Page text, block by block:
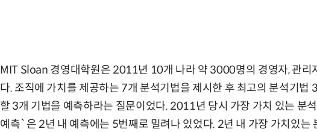
MIT Sloan 경영대학원은 2011년 10개 나라 약 3000명의 경영자, 관리
다. 조직에 가치를 제공하는 7개 분석기법을 제시한 후 최고의 분석기법
할 3개 기법을 예측하라는 질문이었다. 2011년 당시 가장 가치 있는 분
예측`은 2년 내 예측에는 5번째로 밀려나 있었다. 2년 내 가장 가치있